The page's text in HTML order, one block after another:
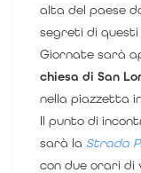
alta del paese
segreti di questi
Giornate sarà
chiesa di San
nella piazzetta
Il punto di
sarà la Strada
con due orari di